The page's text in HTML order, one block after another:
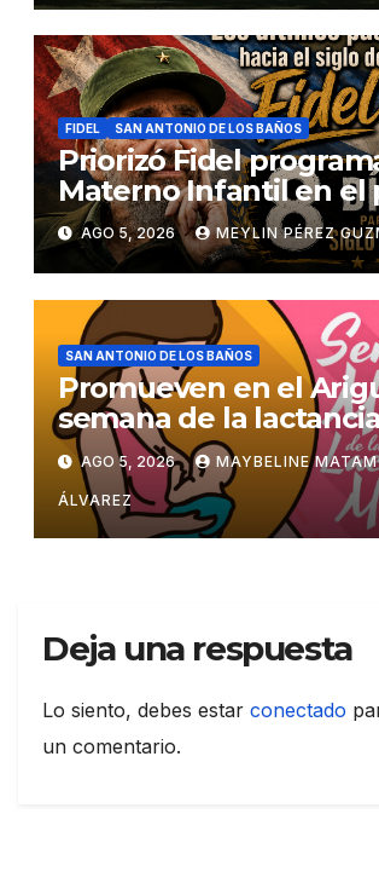
FIDEL SAN ANTONIO DE LOS BAÑOS
Priorizó Fidel
Materno Infantil en el
AGO 5, 2026 MEYLIN PÉREZ
SAN ANTONIO DE LOS BAÑOS
Promueven en el
semana de la
materna
AGO 5, 2026 MAYBELINE
ÁLVAREZ
Deja una respuesta
Lo siento, debes estar conectado
un comentario.